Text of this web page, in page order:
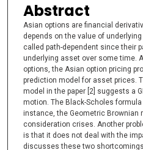
Abstract
Asian options are financial
depends on the value of
called path-dependent since their
underlying asset over some time.
options, the Asian option pricing
prediction model for asset prices.
model in the paper [2] suggests a
motion. The Black-Scholes
instance, the Geometric Brownian
consideration crises. Another
is that it does not deal with the
discusses these two